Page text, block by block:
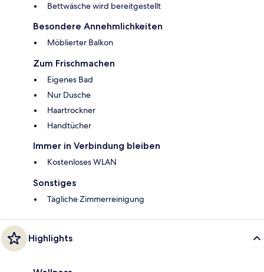
Bettwäsche wird bereitgestellt
Besondere Annehmlichkeiten
Möblierter Balkon
Zum Frischmachen
Eigenes Bad
Nur Dusche
Haartrockner
Handtücher
Immer in Verbindung bleiben
Kostenloses WLAN
Sonstiges
Tägliche Zimmerreinigung
Highlights